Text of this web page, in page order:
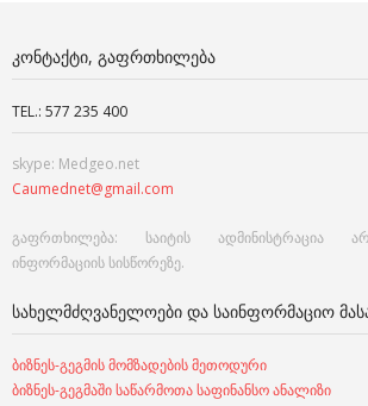
ᲙᲝᲜᲢᲐᲥᲢᲘ, ᲒᲐᲤᲠᲗᲮᲘᲚᲔᲑᲐ
TEL.: 577 235 400
skype: Medgeo.net
Caumednet@gmail.com
გაფრთხილება: საიტის ადმინისტრაცია
ინფორმაციის სისწორეზე.
ᲡᲐᲮᲔᲚᲛᲫᲦᲕᲐᲜᲔᲚᲝᲔᲑᲘ ᲓᲐ ᲡᲐᲘᲜᲤᲝᲠᲛᲐᲪᲘᲝ
ბიზნეს-გეგმის მომზადების მეთოდური
ბიზნეს-გეგმაში საწარმოთა საფინანსო ანალიზი